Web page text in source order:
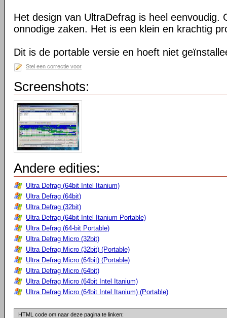
Het design van UltraDefrag is heel eenvoudig.
onnodige zaken. Het is een klein en krachtig
Dit is de portable versie en hoeft niet
Stel een correctie voor
Screenshots:
Andere edities:
Ultra Defrag (64bit Intel Itanium)
Ultra Defrag (64bit)
Ultra Defrag (32bit)
Ultra Defrag (64bit Intel Itanium Portable)
Ultra Defrag (64-bit Portable)
Ultra Defrag Micro (32bit)
Ultra Defrag Micro (32bit) (Portable)
Ultra Defrag Micro (64bit) (Portable)
Ultra Defrag Micro (64bit)
Ultra Defrag Micro (64bit Intel Itanium)
Ultra Defrag Micro (64bit Intel Itanium) (Portable)
HTML code om naar deze pagina te linken: